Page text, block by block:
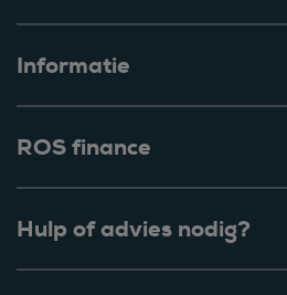
Informatie
ROS finance
Hulp of advies nodig?